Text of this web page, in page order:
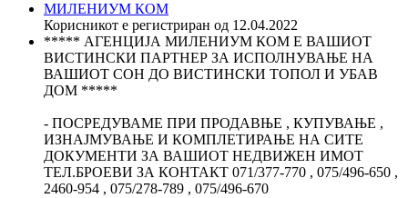
МИЛЕНИУМ КОМ
Корисникот е регистриран од 12.04.2022
***** АГЕНЦИЈА МИЛЕНИУМ КОМ Е ВАШИОТ
ВИСТИНСКИ ПАРТНЕР ЗА ИСПОЛНУВАЊЕ НА
ВАШИОТ СОН ДО ВИСТИНСКИ ТОПОЛ И УБАВ
ДОМ *****
- ПОСРЕДУВАМЕ ПРИ ПРОДАВЊЕ , КУПУВАЊЕ ,
ИЗНАЈМУВАЊЕ И КОМПЛЕТИРАЊЕ НА СИТЕ
ДОКУМЕНТИ ЗА ВАШИОТ НЕДВИЖЕН ИМОТ
ТЕЛ.БРОЕВИ ЗА КОНТАКТ 071/377-770 , 075/496-650 ,
2460-954 , 075/278-789 , 075/496-670